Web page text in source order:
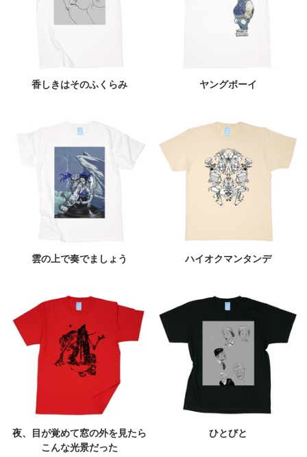
香しきはそのふくらみ ヤングボーイ
雲の上で奏でましょう ハイオクマンタンデ
夜、目が覚めて窓の外を見たら
こんな光景だった
ひとびと